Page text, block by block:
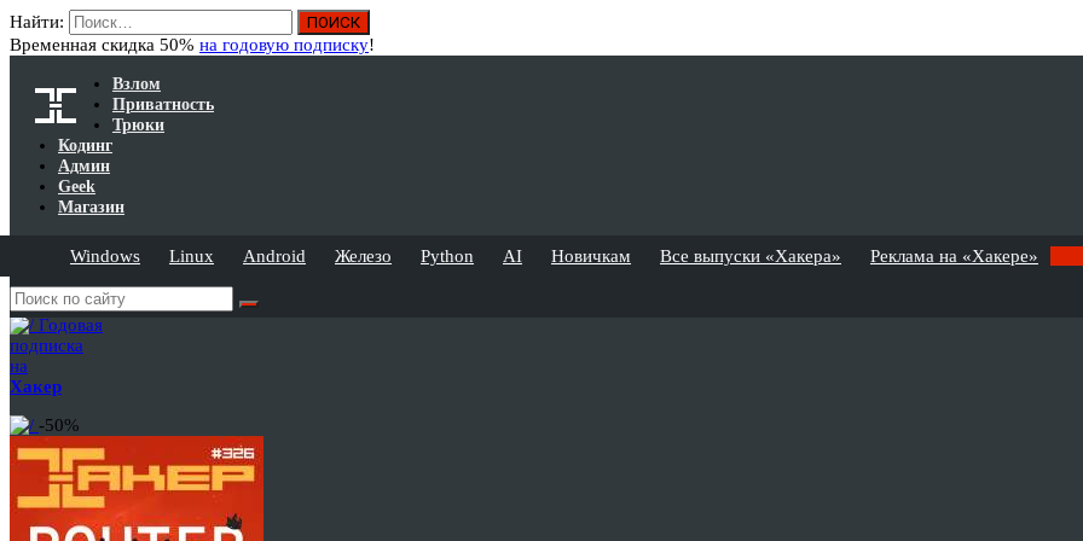
Найти:
Временная скидка 50% на годовую подписку!
Взлом
Приватность
Трюки
Кодинг
Админ
Geek
Магазин
Windows Linux Android Железо Python AI Новичкам Все выпуски «Хакера» Реклама на «Хакере»
Годовая
подписка
на
Хакер
-50%